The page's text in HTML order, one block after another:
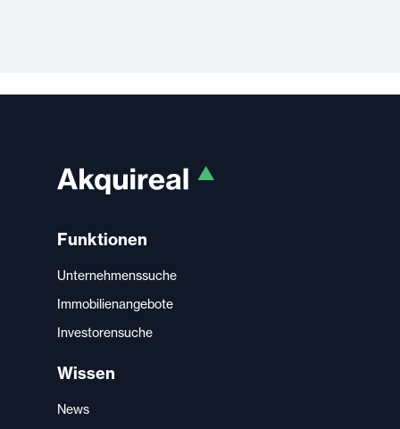
Funktionen
Unternehmenssuche
Immobilienangebote
Investorensuche
Wissen
News